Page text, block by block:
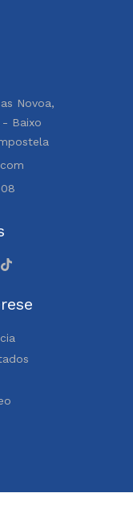
Novoa,
- Baixo